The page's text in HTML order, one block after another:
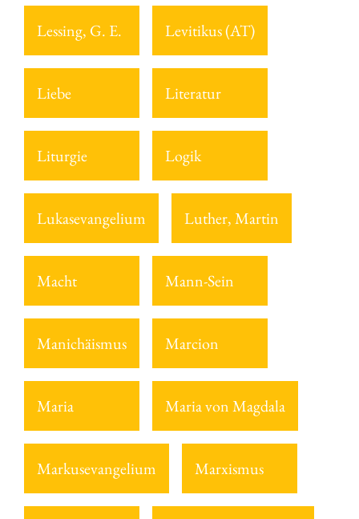
Lessing, G. E. Levitikus (AT)
Liebe Literatur
Liturgie Logik
Lukasevangelium Luther, Martin
Macht Mann-Sein
Manichäismus Marcion
Maria Maria von Magdala
Markusevangelium Marxismus